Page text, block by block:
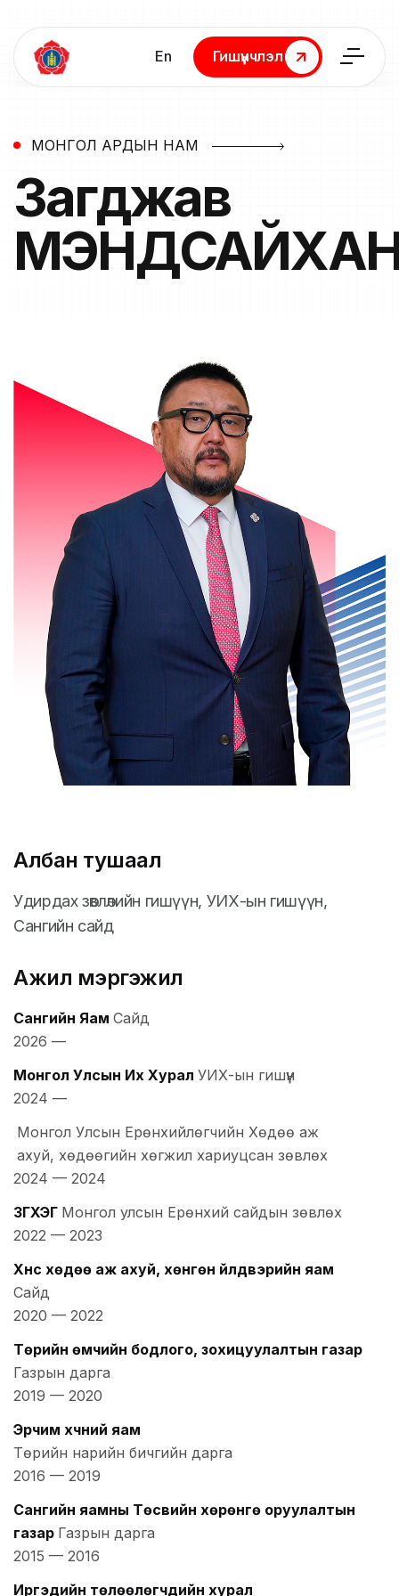
En
Гишүүнчлэл
Гишүүнчлэл
МОНГОЛ АРДЫН НАМ
Загджав
Албан тушаал
Удирдах зөвлөлийн гишүүн, УИХ-ын гишүүн,
Сангийн сайд
Ажил мэргэжил
Сангийн Яам Сайд
2026 —
Монгол Улсын Их Хурал УИХ-ын гишүүн
2024 —
Монгол Улсын Ерөнхийлөгчийн Хөдөө аж
ахуй, хөдөөгийн хөгжил хариуцсан зөвлөх
2024 — 2024
ЗГХЭГ Монгол улсын Ерөнхий сайдын зөвлөх
2022 — 2023
Хүнс хөдөө аж ахуй, хөнгөн үйлдвэрийн яам
Сайд
2020 — 2022
Төрийн өмчийн бодлого, зохицуулалтын газар
Газрын дарга
2019 — 2020
Эрчим хүчний яам
Төрийн нарийн бичгийн дарга
2016 — 2019
Сангийн яамны Төсвийн хөрөнгө оруулалтын
газар Газрын дарга
2015 — 2016
Иргэдийн төлөөлөгчдийн хурал